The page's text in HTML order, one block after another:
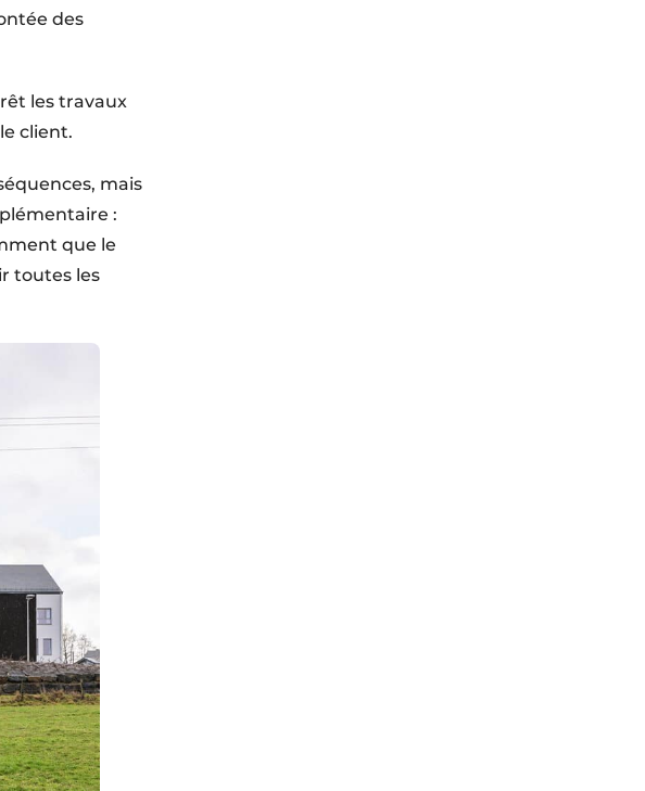
des
les travaux
client.
mais
:
que le
toutes les